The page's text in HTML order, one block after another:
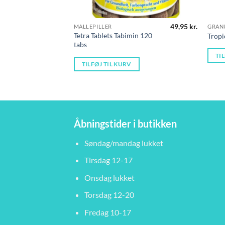
MALLEPILLER
Tetra Tablets Tabimin 120
tabs
49,95 kr.
TILFØJ TIL KURV
Åbningstider i butikken
Søndag/mandag lukket
Tirsdag 12-17
Onsdag lukket
Torsdag 12-20
Fredag 10-17